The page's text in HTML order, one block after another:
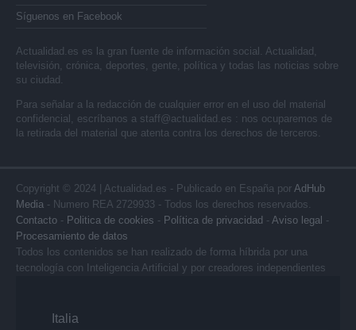
Síguenos en Facebook
Actualidad.es es la gran fuente de información social. Actualidad,
televisión, crónica, deportes, gente, política y todas las noticias sobre
su ciudad.
Para señalar a la redacción de cualquier error en el uso del material
confidencial, escríbanos a staff@actualidad.es : nos ocuparemos de
la retirada del material que atenta contra los derechos de terceros.
Copyright © 2024 | Actualidad.es - Publicado en España por AdHub
Media - Numero REA 2729933 - Todos los derechos reservados.
Contacto - Politica de cookies - Política de privacidad - Aviso legal -
Procesamiento de datos
Todos los contenidos se han realizado de forma híbrida por una
tecnología con Inteligencia Artificial y por creadores independientes
Italia